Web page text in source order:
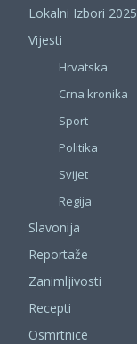
Lokalni Izbori 2025
Vijesti
Hrvatska
Crna kronika
Sport
Politika
Svijet
Regija
Slavonija
Reportaže
Zanimljivosti
Recepti
Osmrtnice